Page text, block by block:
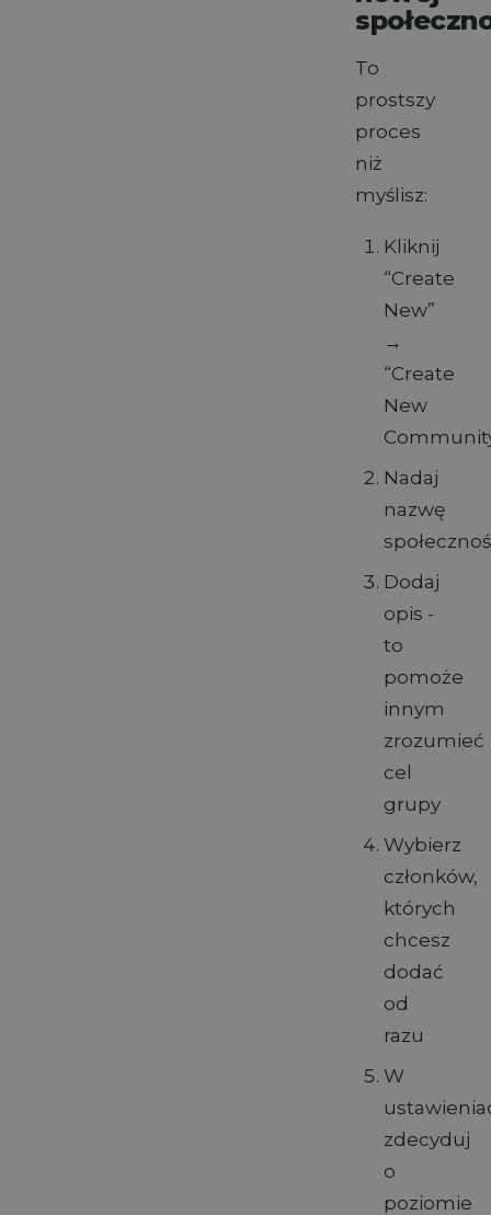
To
prostszy
proces
niż
myślisz:
Kliknij
“Create
New”
→
“Create
New
Nadaj
nazwę
Dodaj
opis -
to
pomoże
innym
zrozumieć
cel
grupy
Wybierz
członków,
których
chcesz
dodać
od
razu
W
zdecyduj
o
poziomie